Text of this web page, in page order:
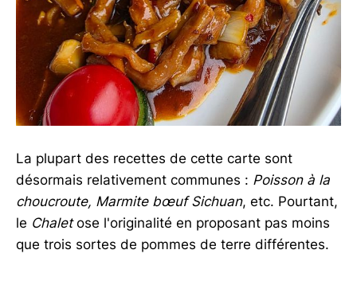
La plupart des recettes de cette carte sont
désormais relativement communes : Poisson à la
choucroute, Marmite bœuf Sichuan, etc. Pourtant,
le Chaletose l'originalité en proposant pas moins
que trois sortes de pommes de terre différentes.